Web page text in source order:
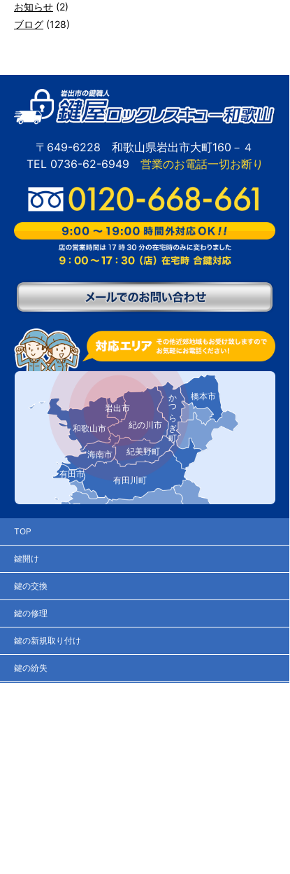
お知らせ (2)
ブログ (128)
〒649-6228 和歌山県岩出市大町160－４
TEL 0736-62-6949 営業のお電話一切お断り
岩出市
和歌山市
紀の川市 かつらぎ町 橋本市
海南市 紀美野町
有田市
有田川町
TOP
鍵開け
鍵の交換
鍵の修理
鍵の新規取り付け
鍵の紛失